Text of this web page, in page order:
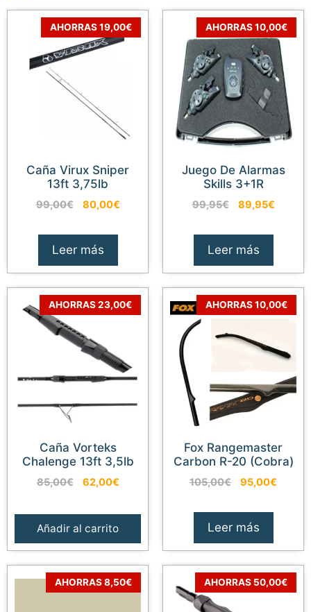
AHORRAS 19,00€
Caña Virux Sniper
13ft 3,75lb
99,00€
El
original
era:
80,00€El
Leer más
AHORRAS 10,00€
Juego De Alarmas
Skills 3+1R
99,95€
El
original
era:
89,95€El
Leer más
AHORRAS 23,00€
Caña Vorteks
Chalenge 13ft 3,5lb
85,00€
El
era:
62,00€El
es:
Añadir al carrito
AHORRAS 10,00€
Fox Rangemaster
Carbon R-20 (Cobra)
105,00€
El
original
era:
95,00€
Leer más
AHORRAS 8,50€ AHORRAS 50,00€